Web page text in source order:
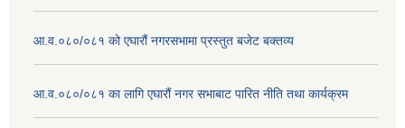
आ.व.०८०/०८१ को एघारौं नगरसभामा प्रस्तुत बजेट बक्तव्य
आ.व.०८०/०८१ का लागि एघारौं नगर सभाबाट पारित नीति तथा कार्यक्रम